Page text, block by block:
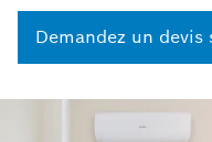
Demandez un devis